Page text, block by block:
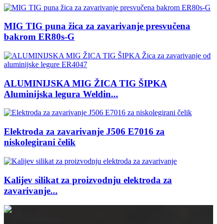
MIG TIG puna žica za zavarivanje presvučena
bakrom ER80s-G
ALUMINIJSKA MIG ŽICA TIG ŠIPKA
Aluminijska legura Weldin...
Elektroda za zavarivanje J506 E7016 za
niskolegirani čelik
Kalijev silikat za proizvodnju elektroda za
zavarivanje...